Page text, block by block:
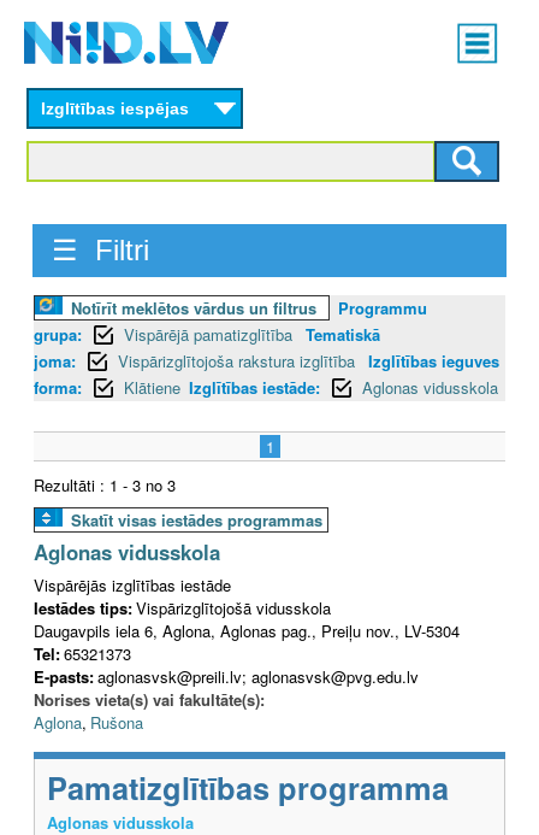
content
Main
menu
Izglītības iespējas
☰ Filtri
Notīrīt meklētos vārdus un filtrus
Programmu
grupa:
Vispārējā pamatizglītība Tematiskā
joma:
Vispārizglītojoša rakstura izglītība Izglītības ieguves
forma:
Klātiene Izglītības iestāde: Aglonas vidusskola
1
Rezultāti : 1 - 3 no 3
Skatīt visas iestādes programmas
Aglonas vidusskola
Vispārējās izglītības iestāde
Iestādes tips:Vispārizglītojošā vidusskola
Daugavpils iela 6, Aglona, Aglonas pag., Preiļu nov., LV-5304
Tel:65321373
E-pasts:aglonasvsk@preili.lv; aglonasvsk@pvg.edu.lv
Norises vieta(s) vai fakultāte(s):
Aglona, Rušona
Pamatizglītības programma
Aglonas vidusskola